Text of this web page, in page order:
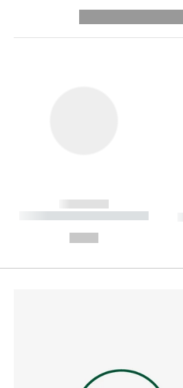
------------
----------- ----------- --------